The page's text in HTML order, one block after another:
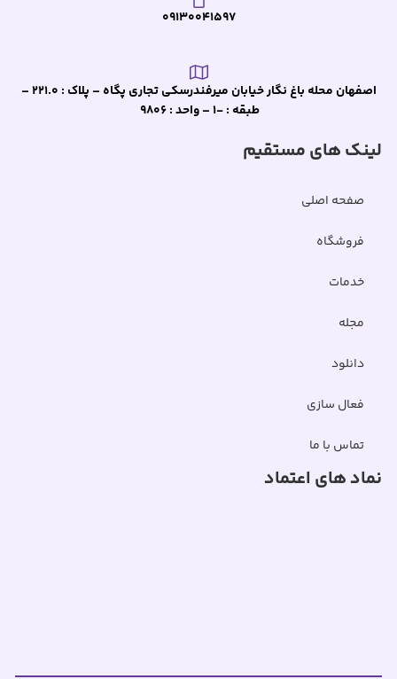
09130041597
اصفهان محله باغ نگار خیابان میرفندرسکی تجاری پگاه – پلاک : 221.0 –
طبقه : -1 – واحد : 9806
لینک های مستقیم
صفحه اصلی
فروشگاه
خدمات
مجله
دانلود
فعال سازی
تماس با ما
نماد های اعتماد